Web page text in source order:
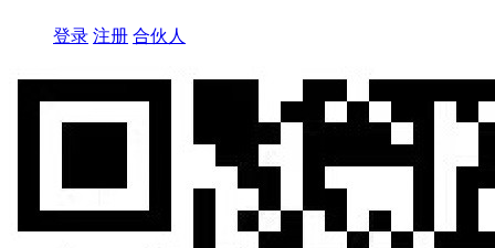
登录 注册 合伙人